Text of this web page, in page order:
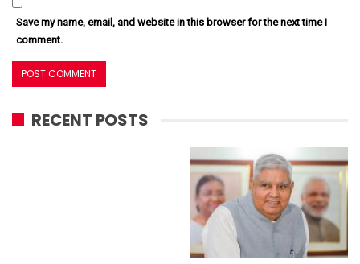
Save my name, email, and website in this browser for the next time I
comment.
RECENT POSTS